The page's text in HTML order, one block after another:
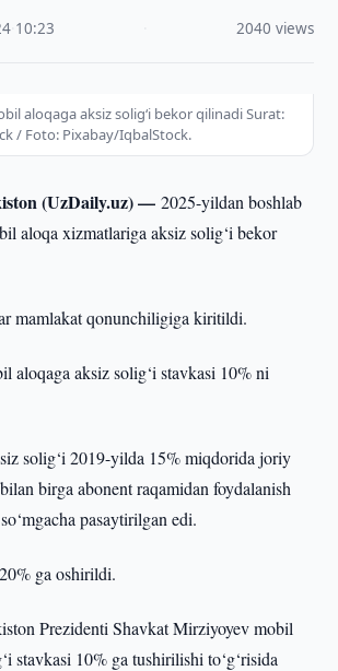
10:23 2040 views
aloqaga aksiz solig‘i bekor qilinadi Surat:
/ Foto: Pixabay/IqbalStock.
(UzDaily.uz) —2025-yildan boshlab
aloqa xizmatlariga aksiz solig‘i bekor
mamlakat qonunchiligiga kiritildi.
aloqaga aksiz solig‘i stavkasi 10% ni
solig‘i 2019-yilda 15% miqdorida joriy
birga abonent raqamidan foydalanish
pasaytirilgan edi.
ga oshirildi.
Prezidenti Shavkat Mirziyoyev mobil
stavkasi 10% ga tushirilishi to‘g‘risida